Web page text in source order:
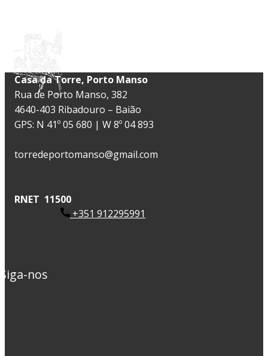
​Casa da Torre, Porto Manso
Rua de Porto Manso, 382
4640-403 Ribadouro – Baião
GPS: N 41º 05 680 | W 8º 04 893
torredeportomanso@gmail.com
RNET 11500
+351 912295991
nos